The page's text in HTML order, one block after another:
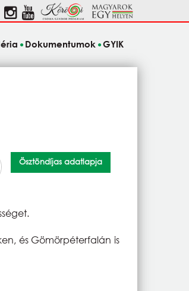
Dokumentumok GYIK
Ösztöndíjas adatlapja
és Gömörpéterfalán is